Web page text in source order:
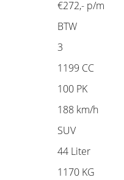
€272,- p/m
BTW
3
1199 CC
100 PK
188 km/h
SUV
44 Liter
1170 KG